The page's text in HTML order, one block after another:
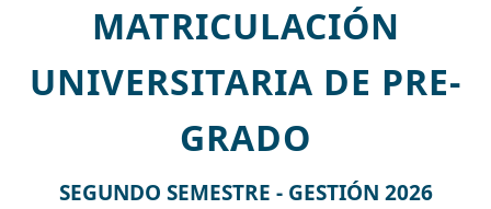
MATRICULACIÓN
UNIVERSITARIA DE PRE-
GRADO
SEGUNDO SEMESTRE - GESTIÓN 2026